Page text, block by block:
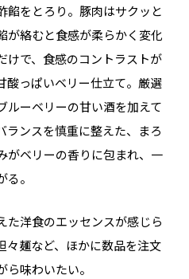
餡をとろり。豚肉はサクッと
が絡むと食感が柔らかく変化
けで、食感のコントラストが
酸っぱいベリー仕立て。厳選
ルーベリーの甘い酒を加えて
ランスを慎重に整えた、まろ
がベリーの香りに包まれ、一
。
た洋食のエッセンスが感じら
々麺など、ほかに数品を注文
ら味わいたい。